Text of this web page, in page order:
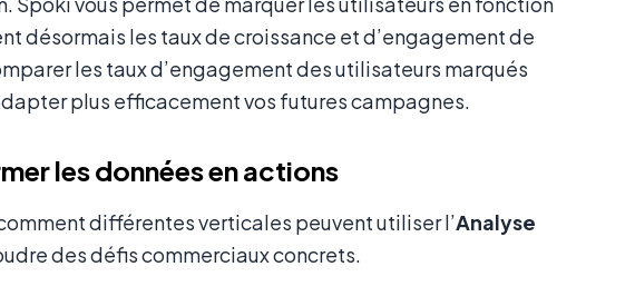
désormais les taux de croissance et d’engagement de
les taux d’engagement des utilisateurs marqués
plus efficacement vos futures campagnes.
les données en actions
différentes verticales peuvent utiliser l’Analyse
des défis commerciaux concrets.